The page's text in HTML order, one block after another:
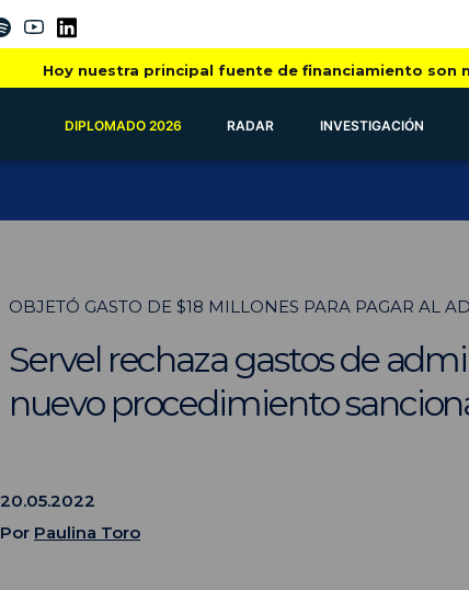
Hoy nuestra principal fuente de financiamiento son
DIPLOMADO 2026 RADAR INVESTIGACIÓN
OBJETÓ GASTO DE $18 MILLONES PARA PAGAR AL
Servel rechaza gastos de
nuevo procedimiento
20.05.2022
Por Paulina Toro